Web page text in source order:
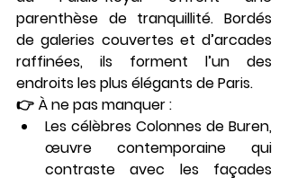
parenthèse de tranquillité. Bordés
de galeries couvertes et d’arcades
raffinées, ils forment l’un des
endroits les plus élégants de Paris.
👉 À ne pas manquer :
Les célèbres Colonnes de Buren,
œuvre contemporaine qui
contraste avec les façades